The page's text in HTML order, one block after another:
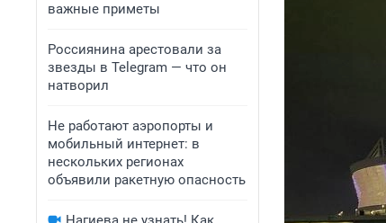
важные приметы
Россиянина арестовали за
звезды в Telegram — что он
натворил
Не работают аэропорты и
мобильный интернет: в
нескольких регионах
объявили ракетную опасность